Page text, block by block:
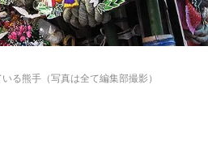
る熊手（写真は全て編集部撮影）